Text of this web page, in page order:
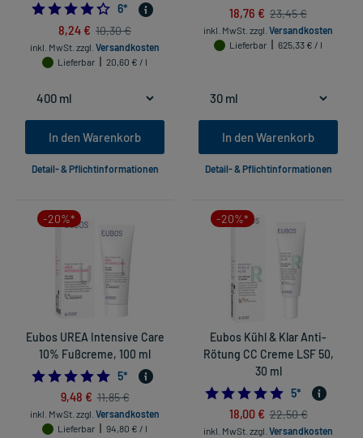
4.333333333333333
6*
8,24 € 10,30 €
inkl. MwSt. zzgl. Versandkosten
Lieferbar
20,60 € / l
In den Warenkorb
Detail- & Pflichtinformationen
18,76 € 23,45 €
inkl. MwSt. zzgl. Versandkosten
Lieferbar
625,33 € / l
In den Warenkorb
Detail- & Pflichtinformationen
-20%*
Eubos UREA Intensive Care
10% Fußcreme, 100 ml
4.8
5*
9,48 € 11,85 €
inkl. MwSt. zzgl. Versandkosten
Lieferbar
94,80 € / l
-20%*
Eubos Kühl & Klar Anti-
Rötung CC Creme LSF 50,
30 ml
4.8
5*
18,00 € 22,50 €
inkl. MwSt. zzgl. Versandkosten